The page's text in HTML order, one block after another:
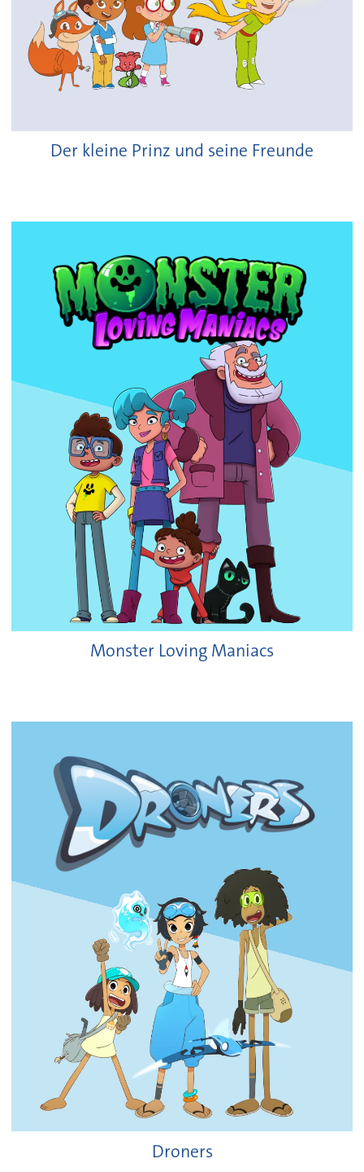
Der kleine Prinz und seine Freunde
Monster Loving Maniacs
Droners